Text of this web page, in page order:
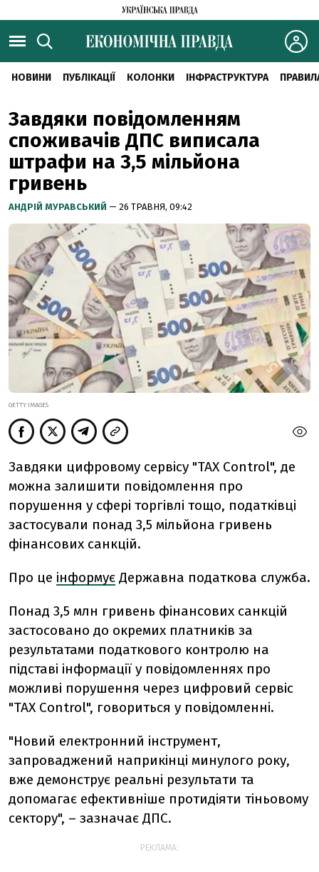
НОВИНИ ПУБЛІКАЦІЇ КОЛОНКИ ІНФРАСТРУКТУРА
Завдяки повідомленням
споживачів ДПС виписала
штрафи на 3,5 мільйона
гривень
АНДРІЙ МУРАВСЬКИЙ — 26 ТРАВНЯ, 09:42
GETTY IMAGES
Завдяки цифровому сервісу "TAX Control", де
можна залишити повідомлення про
порушення у сфері торгівлі тощо, податківці
застосували понад 3,5 мільйона гривень
фінансових санкцій.
Про це інформує Державна податкова служба.
Понад 3,5 млн гривень фінансових санкцій
застосовано до окремих платників за
результатами податкового контролю на
підставі інформації у повідомленнях про
можливі порушення через цифровий сервіс
"TAX Control", говориться у повідомленні.
"Новий електронний інструмент,
запроваджений наприкінці минулого року,
вже демонструє реальні результати та
допомагає ефективніше протидіяти тіньовому
сектору", – зазначає ДПС.
РЕКЛАМА: